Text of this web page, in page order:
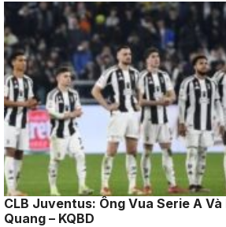
CLB Juventus: Ông Vua Serie A
Quang – KQBD